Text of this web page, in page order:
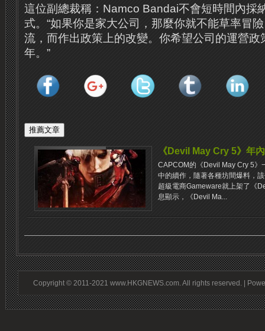
這位副總裁稱：Namco Bandai不會短時間內採
式。“如果你是家大公司，那麼你就不能草率冒
流，而作出政策上的改變。你希望公司的運營
年。”
《Devil May Cry 5》年
CAPCOM的《Devil May Cry 5》
中的續作，隨著各種坊間爆料，
超級電商Gameware就上架了《
息顯示，《Devil Ma...
Copyright © 2011-2021 www.HKGNEWS.com. All rights reserved. |